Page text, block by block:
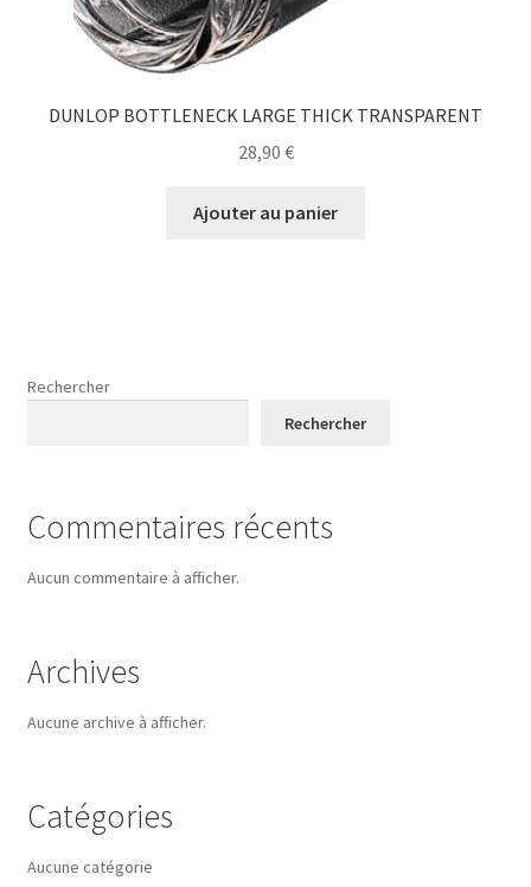
DUNLOP BOTTLENECK LARGE THICK TRANSPARENT
28,90 €
Ajouter au panier
Rechercher
Rechercher
Commentaires récents
Aucun commentaire à afficher.
Archives
Aucune archive à afficher.
Catégories
Aucune catégorie